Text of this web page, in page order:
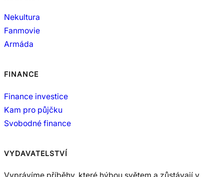
Nekultura
Fanmovie
Armáda
FINANCE
Finance investice
Kam pro půjčku
Svobodné finance
VYDAVATELSTVÍ